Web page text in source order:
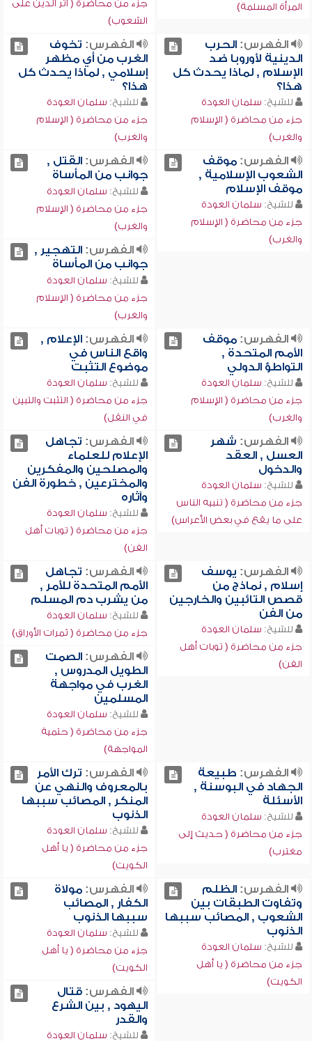
المرأة المسلمة)
جزء من محاضرة ( أثر الدين على
الشعوب)
الفهرس:الحرب
الدينية لأوروبا ضد
الإسلام , لماذا يحدث كل
هذا؟
للشيخ: سلمان العودة
جزء من محاضرة ( الإسلام
والغرب)
الفهرس: تخوف
الغرب من أي مظهر
إسلامي , لماذا يحدث كل
هذا؟
للشيخ: سلمان العودة
جزء من محاضرة ( الإسلام
والغرب)
الفهرس:موقف
الشعوب الإسلامية ,
موقف الإسلام
للشيخ: سلمان العودة
جزء من محاضرة ( الإسلام
والغرب)
الفهرس:القتل ,
جوانب من المأساة
للشيخ: سلمان العودة
جزء من محاضرة ( الإسلام
والغرب)
الفهرس:التهجير ,
جوانب من المأساة
للشيخ: سلمان العودة
جزء من محاضرة ( الإسلام
والغرب)
الفهرس:موقف
الأمم المتحدة ,
التواطؤ الدولي
للشيخ: سلمان العودة
جزء من محاضرة ( الإسلام
والغرب)
الفهرس:الإعلام ,
واقع الناس في
موضوع التثبت
للشيخ: سلمان العودة
جزء من محاضرة ( التثبت والتبين
في النقل)
الفهرس: شهر
العسل , العقد
والدخول
للشيخ: سلمان العودة
جزء من محاضرة ( تنبيه الناس
على ما يقع في بعض الأعراس)
الفهرس: تجاهل
الإعلام للعلماء
والمصلحين والمفكرين
والمخترعين , خطورة الفن
وآثاره
للشيخ: سلمان العودة
جزء من محاضرة ( توبات أهل
الفن)
الفهرس: يوسف
إسلام , نماذج من
قصص التائبين والخارجين
من الفن
للشيخ: سلمان العودة
جزء من محاضرة ( توبات أهل
الفن)
الفهرس: تجاهل
الأمم المتحدة للأمر ,
من يشرب دم المسلم
للشيخ: سلمان العودة
جزء من محاضرة ( ثمرات الأوراق)
الفهرس:الصمت
الطويل المدروس ,
الغرب في مواجهة
المسلمين
للشيخ: سلمان العودة
جزء من محاضرة ( حتمية
المواجهة)
الفهرس: طبيعة
الجهاد في البوسنة ,
الأسئلة
للشيخ: سلمان العودة
جزء من محاضرة ( حديث إلى
مغترب)
الفهرس: ترك الأمر
بالمعروف والنهي عن
المنكر , المصائب سببها
الذنوب
للشيخ: سلمان العودة
جزء من محاضرة ( يا أهل
الكويت)
الفهرس:الظلم
وتفاوت الطبقات بين
الشعوب , المصائب سببها
الذنوب
للشيخ: سلمان العودة
جزء من محاضرة ( يا أهل
الكويت)
الفهرس:مولاة
الكفار , المصائب
سببها الذنوب
للشيخ: سلمان العودة
جزء من محاضرة ( يا أهل
الكويت)
الفهرس:قتال
اليهود , بين الشرع
والقدر
للشيخ: سلمان العودة